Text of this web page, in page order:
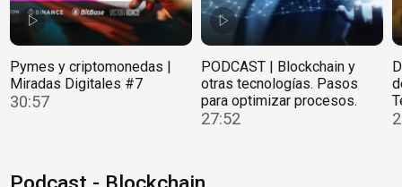
Pymes y criptomonedas |
Miradas Digitales #7
30:57
PODCAST | Blockchain y
otras tecnologías. Pasos
para optimizar procesos.
27:52